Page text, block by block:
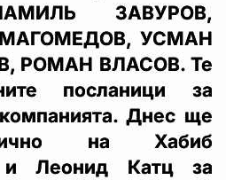
ЗАВУРОВ,
УСМАН
РОМАН ВЛАСОВ. Те
посланици за
Днес ще
на Хабиб
и Леонид Катц за